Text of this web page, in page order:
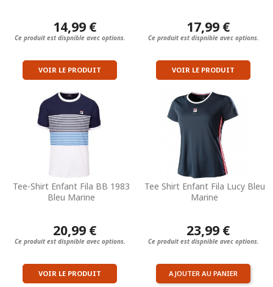
14,99 €
Ce produit est dispnible avec options.
VOIR LE PRODUIT
17,99 €
Ce produit est dispnible avec options.
VOIR LE PRODUIT
Tee-Shirt Enfant Fila BB 1983
Bleu Marine
20,99 €
Ce produit est dispnible avec options.
VOIR LE PRODUIT
Tee Shirt Enfant Fila Lucy Bleu
Marine
23,99 €
Ce produit est dispnible avec options.
AJOUTER AU PANIER